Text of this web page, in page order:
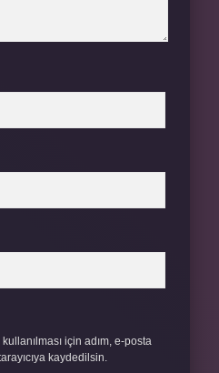
için adım, e-posta
kaydedilsin.